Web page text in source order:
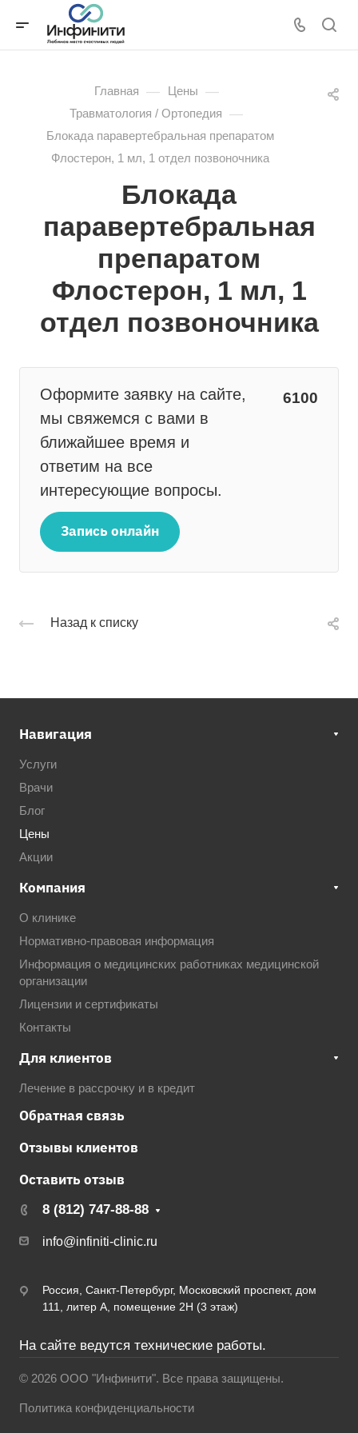
Главная — Цены —
Травматология / Ортопедия —
Блокада паравертебральная препаратом
Флостерон, 1 мл, 1 отдел позвоночника
Блокада
паравертебральная
препаратом
Флостерон, 1 мл, 1
отдел позвоночника
Оформите заявку на сайте,
мы свяжемся с вами в
ближайшее время и
ответим на все
интересующие вопросы.
6100
Запись онлайн
Назад к списку
Навигация
Услуги
Врачи
Блог
Цены
Акции
Компания
О клинике
Нормативно-правовая информация
Информация о медицинских работниках медицинской
организации
Лицензии и сертификаты
Контакты
Для клиентов
Лечение в рассрочку и в кредит
Обратная связь
Отзывы клиентов
Оставить отзыв
8 (812) 747-88-88
info@infiniti-clinic.ru
Россия, Санкт-Петербург, Московский проспект, дом
111, литер А, помещение 2Н (3 этаж)
На сайте ведутся технические работы.
© 2026 ООО "Инфинити". Все права защищены.
Политика конфиденциальности